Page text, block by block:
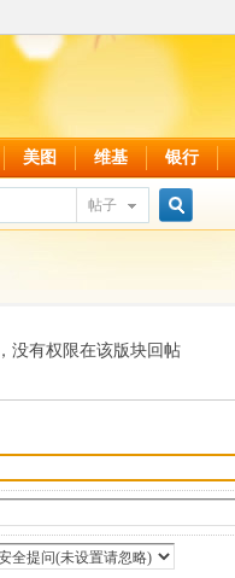
美图 维基 银行
帖子
索
没有权限在该版块回帖